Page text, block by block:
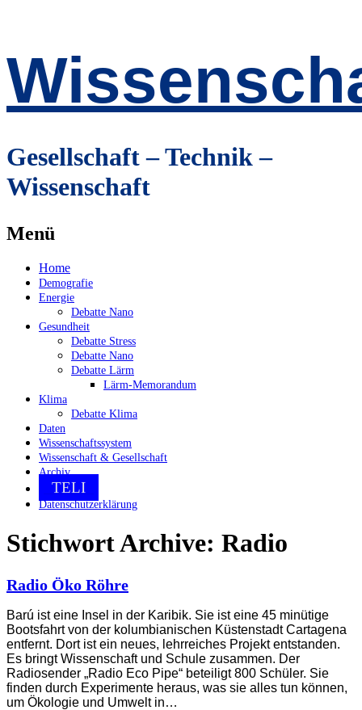
Gesellschaft – Technik –
Wissenschaft
Menü
Zum
Inhalt
springen
Home
Demografie
Energie
Debatte Nano
Gesundheit
Debatte Stress
Debatte Nano
Debatte Lärm
Lärm-Memorandum
Klima
Debatte Klima
Daten
Wissenschaftssystem
Wissenschaft & Gesellschaft
Archiv
TELI
Datenschutzerklärung
Stichwort Archive: Radio
Radio Öko Röhre
Barú ist eine Insel in der Karibik. Sie ist eine 45 minütige
Bootsfahrt von der kolumbianischen Küstenstadt Cartagena
entfernt. Dort ist ein neues, lehrreiches Projekt entstanden.
Es bringt Wissenschaft und Schule zusammen. Der
Radiosender „Radio Eco Pipe“ beteiligt 800 Schüler. Sie
finden durch Experimente heraus, was sie alles tun können,
um Ökologie und Umwelt in…